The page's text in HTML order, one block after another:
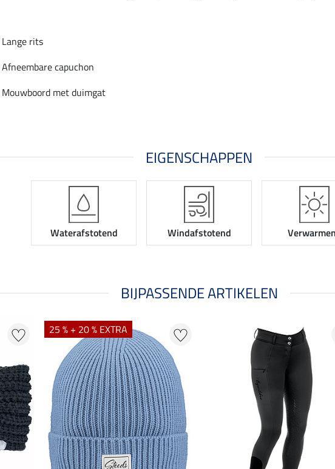
Lange rits
Afneembare capuchon
Mouwboord met duimgat
EIGENSCHAPPEN
Waterafstotend Windafstotend
BIJPASSENDE ARTIKELEN
25 % + 20 % EXTRA